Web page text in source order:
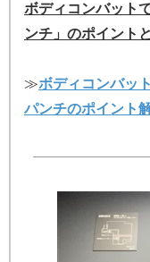
ボディコンバット
ンチ」のポイント
≫ボディコンバッ
パンチのポイント